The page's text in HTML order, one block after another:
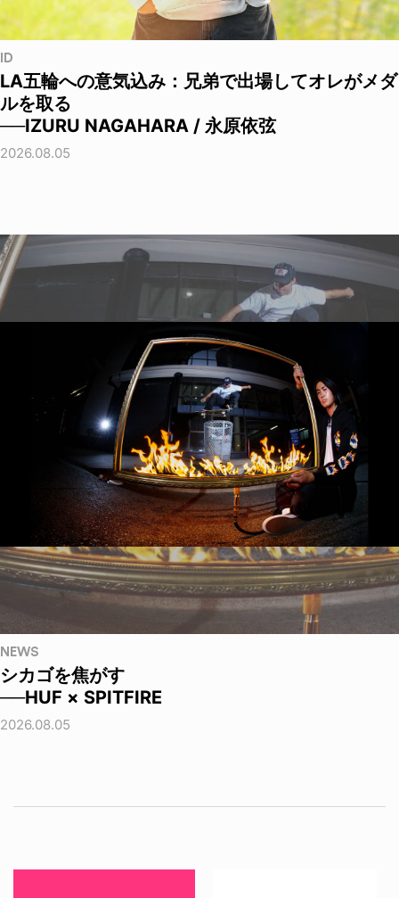
ID
LA五輪への意気込み：兄弟で出場してオレがメダ
ルを取る
──IZURU NAGAHARA / 永原依弦
2026.08.05
NEWS
シカゴを焦がす
──HUF × SPITFIRE
2026.08.05